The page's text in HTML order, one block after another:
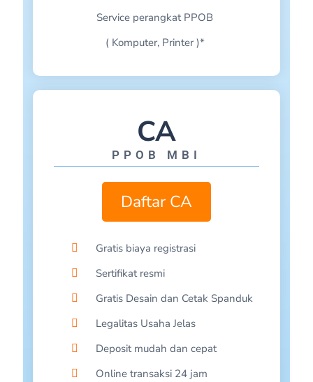
KRSB_Cell-BANDUNG
MBI SUMENEP-JAWA TIMUR
DARMAWAN AQDAM HARUN-SULAWESI
Deni Sukarno, S.IP-JAMBI
ROGER MANUSIWA-AMBON
BARAT
MAYA CELLLAMPUNG
Service perangkat PPOB
( Komputer, Printer )*
CA
PPOB MBI
Daftar CA
Gratis biaya registrasi
Sertifikat resmi
Gratis Desain dan Cetak Spanduk
Legalitas Usaha Jelas
Deposit mudah dan cepat
Online transaksi 24 jam